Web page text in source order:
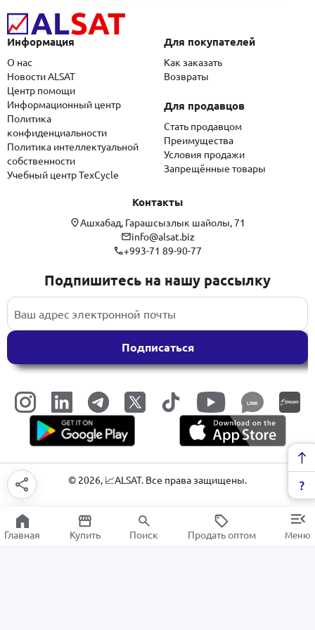
Информация
О нас
Новости ALSAT
Центр помощи
Информационный центр
Политика
конфиденциальности
Политика интеллектуальной
собственности
Учебный центр TexCycle
Для покупателей
Как заказать
Возвраты
Для продавцов
Стать продавцом
Преимущества
Условия продажи
Запрещённые товары
Контакты
Ашхабад, Гарашсызлык шайолы, 71
info@alsat.biz
+993-71 89-90-77
Подпишитесь на нашу рассылку
Подписаться
LINK
© 2026, 📈ALSAT. Все права защищены.
Главная Купить Поиск Продать оптом Меню